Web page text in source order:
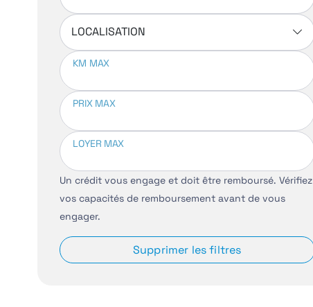
LOCALISATION
KM MAX
PRIX MAX
LOYER MAX
Un crédit vous engage et doit être remboursé. Vérifiez
vos capacités de remboursement avant de vous
engager.
Supprimer les filtres